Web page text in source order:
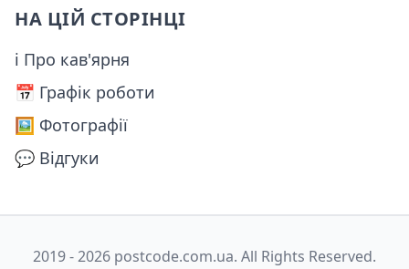
НА ЦІЙ СТОРІНЦІ
ℹ Про кав'ярня
📅️ Графік роботи
🖼️ Фотографії
💬 Відгуки
2019 - 2026 postcode.com.ua. All Rights Reserved.